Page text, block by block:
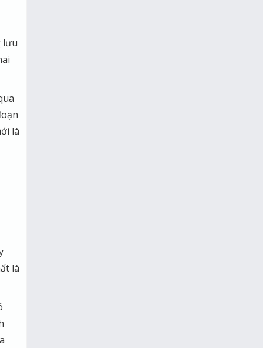
lưu
là
là